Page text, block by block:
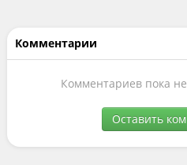
Комментарии
Комментариев пока
Оставить